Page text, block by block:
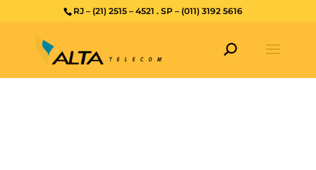
RJ – (21) 2515 – 4521 . SP – (011) 3192 5616